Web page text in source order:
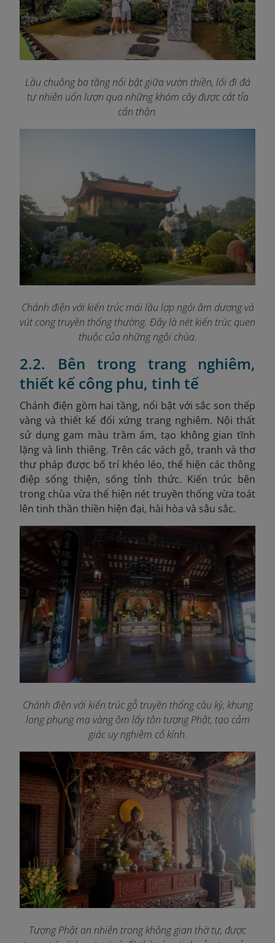
Lầu chuông ba tầng nổi bật giữa vườn thiền, lối đi đá
tự nhiên uốn lượn qua những khóm cây được cắt tỉa
cẩn thận.
Chánh điện với kiến trúc mái lầu lợp ngói âm dương và
vút cong truyền thống thường. Đây là nét kiến trúc quen
thuộc của những ngôi chùa.
2.2. Bên trong trang nghiêm,
thiết kế công phu, tinh tế
Chánh điện gồm hai tầng, nổi bật với sắc son thếp
vàng và thiết kế đối xứng trang nghiêm. Nội thất
sử dụng gam màu trầm ấm, tạo không gian tĩnh
lặng và linh thiêng. Trên các vách gỗ, tranh và thơ
thư pháp được bố trí khéo léo, thể hiện các thông
điệp sống thiện, sống tỉnh thức. Kiến trúc bên
trong chùa vừa thể hiện nét truyền thống vừa toát
lên tinh thần thiền hiện đại, hài hòa và sâu sắc.
Chánh điện với kiến trúc gỗ truyền thống cầu kỳ, khung
long phụng mạ vàng ôm lấy tôn tượng Phật, tạo cảm
giác uy nghiêm cổ kính.
Tượng Phật an nhiên trong không gian thờ tự, được